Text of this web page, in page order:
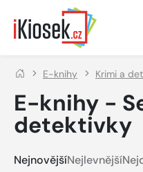
Přejít na hlavní obsah
E-knihy Krimi a
E-knihy -
detektivky
NejnovějšíNejlevnější